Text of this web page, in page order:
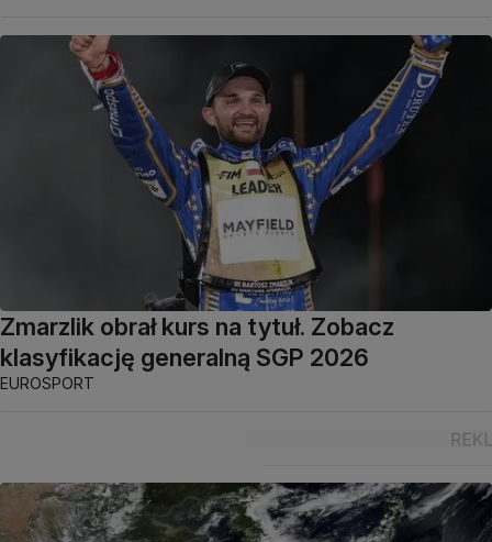
Zmarzlik obrał kurs na tytuł. Zobacz
klasyfikację generalną SGP 2026
EUROSPORT